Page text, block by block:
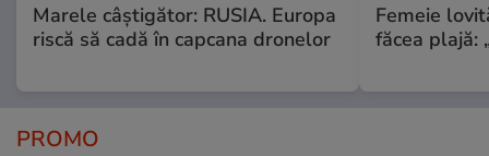
Marele câștigător: RUSIA. Europa
riscă să cadă în capcana dronelor
Femeie
făcea plajă:
PROMO